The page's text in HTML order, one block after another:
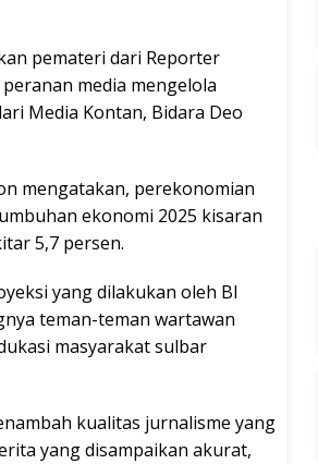
pemateri dari Reporter
media mengelola
Media Kontan, Bidara Deo
mengatakan, perekonomian
ekonomi 2025 kisaran
5,7 persen.
yang dilakukan oleh BI
teman-teman wartawan
masyarakat sulbar
kualitas jurnalisme yang
yang disampaikan akurat,